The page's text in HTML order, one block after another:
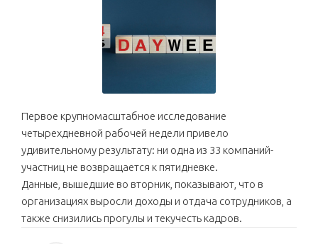
Первое крупномасштабное исследование
четырехдневной рабочей недели привело
удивительному результату: ни одна из 33 компаний-
участниц не возвращается к пятидневке.
Данные, вышедшие во вторник, показывают, что в
организациях выросли доходы и отдача сотрудников, а
также снизились прогулы и текучесть кадров.